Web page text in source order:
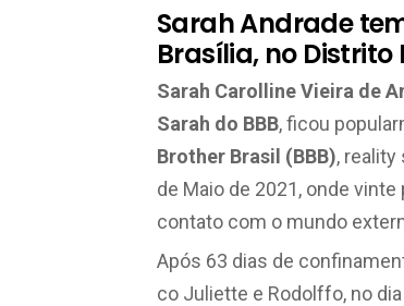
Sarah Andrade
Brasília, no Distrito
Sarah Carolline Vieira de
Sarah do BBB, ficou
Brother Brasil (BBB), reality
de Maio de 2021, onde
contato com o mundo
Após 63 dias de
co Juliette e Rodolffo, no